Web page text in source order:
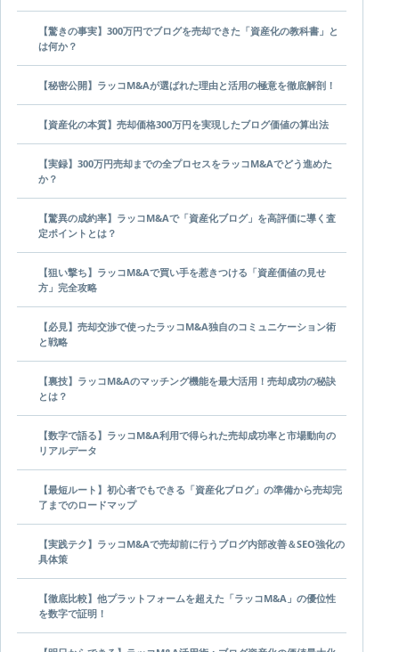
【驚きの事実】300万円でブログを売却できた「資産化の教科書」と
は何か？
【秘密公開】ラッコM&Aが選ばれた理由と活用の極意を徹底解剖！
【資産化の本質】売却価格300万円を実現したブログ価値の算出法
【実録】300万円売却までの全プロセスをラッコM&Aでどう進めた
か？
【驚異の成約率】ラッコM&Aで「資産化ブログ」を高評価に導く査
定ポイントとは？
【狙い撃ち】ラッコM&Aで買い手を惹きつける「資産価値の見せ
方」完全攻略
【必見】売却交渉で使ったラッコM&A独自のコミュニケーション術
と戦略
【裏技】ラッコM&Aのマッチング機能を最大活用！売却成功の秘訣
とは？
【数字で語る】ラッコM&A利用で得られた売却成功率と市場動向の
リアルデータ
【最短ルート】初心者でもできる「資産化ブログ」の準備から売却完
了までのロードマップ
【実践テク】ラッコM&Aで売却前に行うブログ内部改善＆SEO強化の
具体策
【徹底比較】他プラットフォームを超えた「ラッコM&A」の優位性
を数字で証明！